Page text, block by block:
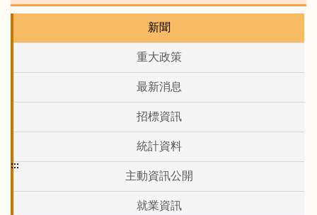
新聞
重大政策
最新消息
招標資訊
統計資料
主動資訊公開
就業資訊
:::